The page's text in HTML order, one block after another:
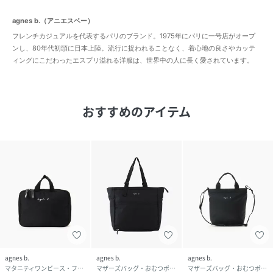
agnes b.（アニエスベー）
フレンチカジュアルを代表するパリのブランド。1975年にパリに一号店がオープ
ンし、80年代初頭に日本上陸。流行に捉われることなく、着心地の良さやカッテ
ィングにこだわったエスプリ溢れる洋服は、世界中の人に長く愛されています。
おすすめのアイテム
agnes b.
マタニティワンピース・フォーマル
agnes b.
マザーズバッグ・おむつポーチ
agnes b.
マザーズバッグ・おむつポーチ